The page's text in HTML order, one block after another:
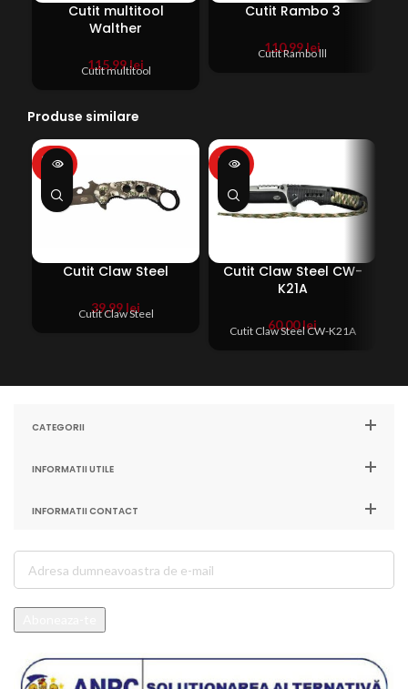
Cutit multitool
Walther
115,99lei
Cutit multitool
Cutit Rambo 3
110,99lei
Cutit Rambo lll
Produse similare
SOLD
OUT
Cutit Claw Steel
39,99 lei
Cutit Claw Steel
SOLD
OUT
Cutit Claw Steel CW-
K21A
60,00lei
Cutit Claw Steel CW-K21A
CATEGORII
INFORMATII UTILE
INFORMATII CONTACT